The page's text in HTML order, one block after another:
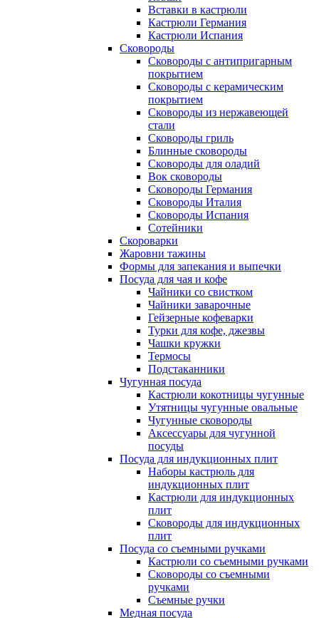
Вставки в кастрюли
Кастрюли Германия
Кастрюли Испания
Сковороды
Сковороды с антипригарным
покрытием
Сковороды с керамическим
покрытием
Сковороды из нержавеющей
стали
Сковороды гриль
Блинные сковороды
Сковороды для оладий
Вок сковороды
Сковороды Германия
Сковороды Италия
Сковороды Испания
Сотейники
Скороварки
Жаровни тажины
Формы для запекания и выпечки
Посуда для чая и кофе
Чайники со свистком
Чайники заварочные
Гейзерные кофеварки
Турки для кофе, джезвы
Чашки кружки
Термосы
Подстаканники
Чугунная посуда
Кастрюли кокотницы чугунные
Утятницы чугунные овальные
Чугунные сковороды
Аксессуары для чугунной
посуды
Посуда для индукционных плит
Наборы кастрюль для
индукционных плит
Кастрюли для индукционных
плит
Сковороды для индукционных
плит
Посуда со съемными ручками
Кастрюли со съемными ручками
Сковороды со съемными
ручками
Съемные ручки
Медная посуда